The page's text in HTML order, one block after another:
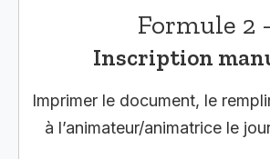
Formule 2 -
Inscription
Imprimer le document, le
à l’animateur/animatrice le